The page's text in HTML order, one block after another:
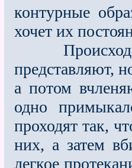
контурные
хочет их
Происходит
представляют,
а потом
одно
проходят так,
них, а затем
легкое